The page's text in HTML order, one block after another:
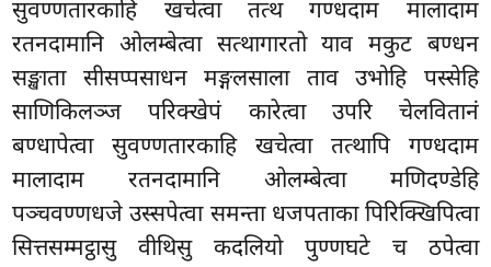
सुवण्णतारकाहि खचेत्वा तत्थ गण्धदाम मालादाम
रतनदामानि ओलम्बेत्वा सत्थागारतो याव मकुट बण्धन
सङ्खाता सीसप्पसाधन मङ्गलसाला ताव उभोहि पस्सेहि
साणिकिलञ्ज परिक्खेपं कारेत्वा उपरि चेलवितानं
बण्धापेत्वा सुवण्णतारकाहि खचेत्वा तत्थापि गण्धदाम
मालादाम रतनदामानि ओलम्बेत्वा मणिदण्डेहि
पञ्चवण्णधजे उस्सपेत्वा समन्ता धजपताका पिरिक्खिपित्वा
सित्तसम्मट्ठासु वीथिसु कदलियो पुण्णघटे च ठपेत्वा